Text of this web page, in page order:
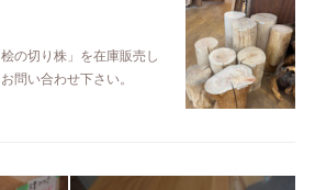
の切り株」を在庫販売し
問い合わせ下さい。